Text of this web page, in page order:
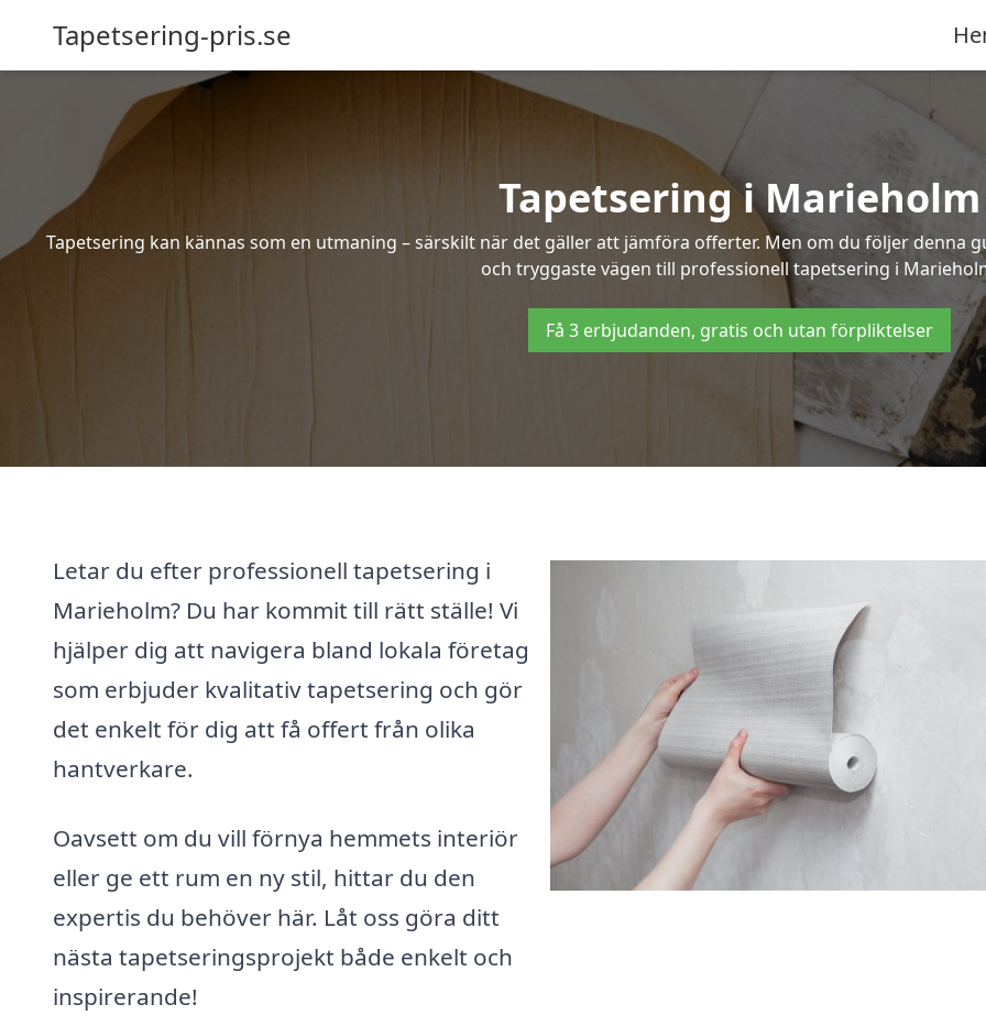
Tapetsering-pris.se
Tapetsering i Marieholm
Tapetsering kan kännas som en utmaning – särskilt när det gäller att jämföra offerter. Men om du följer denna
och tryggaste vägen till professionell tapetsering i
Få 3 erbjudanden, gratis och utan förpliktelser
Letar du efter professionell tapetsering i
Marieholm? Du har kommit till rätt ställe! Vi
hjälper dig att navigera bland lokala företag
som erbjuder kvalitativ tapetsering och gör
det enkelt för dig att få offert från olika
hantverkare.
Oavsett om du vill förnya hemmets interiör
eller ge ett rum en ny stil, hittar du den
expertis du behöver här. Låt oss göra ditt
nästa tapetseringsprojekt både enkelt och
inspirerande!